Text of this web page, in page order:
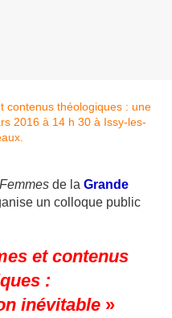
de la Grande
un colloque public
et contenus
:
inévitable»